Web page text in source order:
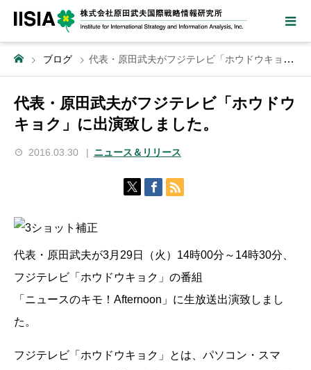
ブログ 代表・原田武夫がフジテレビ「ホウドウキョク」に出演致しました。
代表・原田武夫がフジテレビ「ホウドウ
キョク」に出演致しました。
2016.03.30 ニュース＆リリース
代表・原田武夫が3月29日（火）14時00分～14時30分、
フジテレビ「ホウドウキョク」の番組
「ニュースのキモ！Afternoon」に生放送出演致しまし
た。
フジテレビ「ホウドウキョク」とは、パソコン・スマ